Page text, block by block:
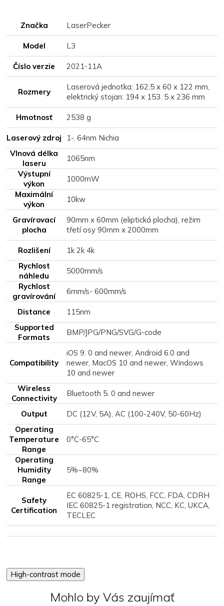
Značka LaserPecker
Model L3
Číslo verzie 2021-11A
Rozmery
Laserová jednotka: 162,5 x 60 x 122 mm,
elektrický stojan: 194 x 153. 5 x 236 mm
Hmotnosť 2538 g
Laserový zdroj
1-. 64nm Nichia
Vlnová délka
laseru
1065nm
Výstupní
výkon
1000mW
Maximální
výkon
10kw
Gravírovací
plocha
90mm x 60mm (eliptická plocha), režim
třetí osy 90mm x 2000mm
Rozlišení
1k 2k 4k
Rychlost
náhledu
5000mm/s
Rychlost
gravírování
6mm/s- 600mm/s
Distance
115nm
Supported
Formats
BMP/JPG/PNG/SVG/G-code
Compatibility
iOS 9. 0 and newer, Android 6.0 and
newer, MacOS 10 and newer, Windows
10 and newer
Wireless
Connectivity
Bluetooth 5. 0 and newer
Output
DC (12V, 5A), AC (100-240V, 50-60Hz)
Operating
Temperature
Range
0°C-65°C
Operating
Humidity
Range
5%~80%
Safety
Certification
EC 60825-1, CE, ROHS, FCC, FDA, CDRH
IEC 60825-1 registration, NCC, KC, UKCA,
TECLEC
High-contrast mode
Mohlo by Vás zaujímať